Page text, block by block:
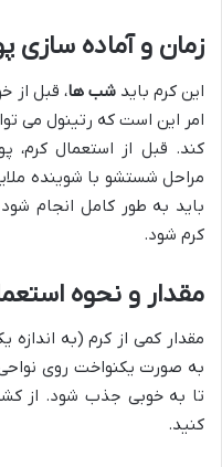
زمان و آماده
این کرم بایدشب ها، قبل از
امر این است که رتینول می
کند. قبل از استعمال کرم،
مراحل شستشو با شوینده
باید به طور کامل انجام
کرم شود.
مقدار و نحوه
مقدار کمی از کرم (به
به صورت یکنواخت روی
تا به خوبی جذب شود. از
کنید.